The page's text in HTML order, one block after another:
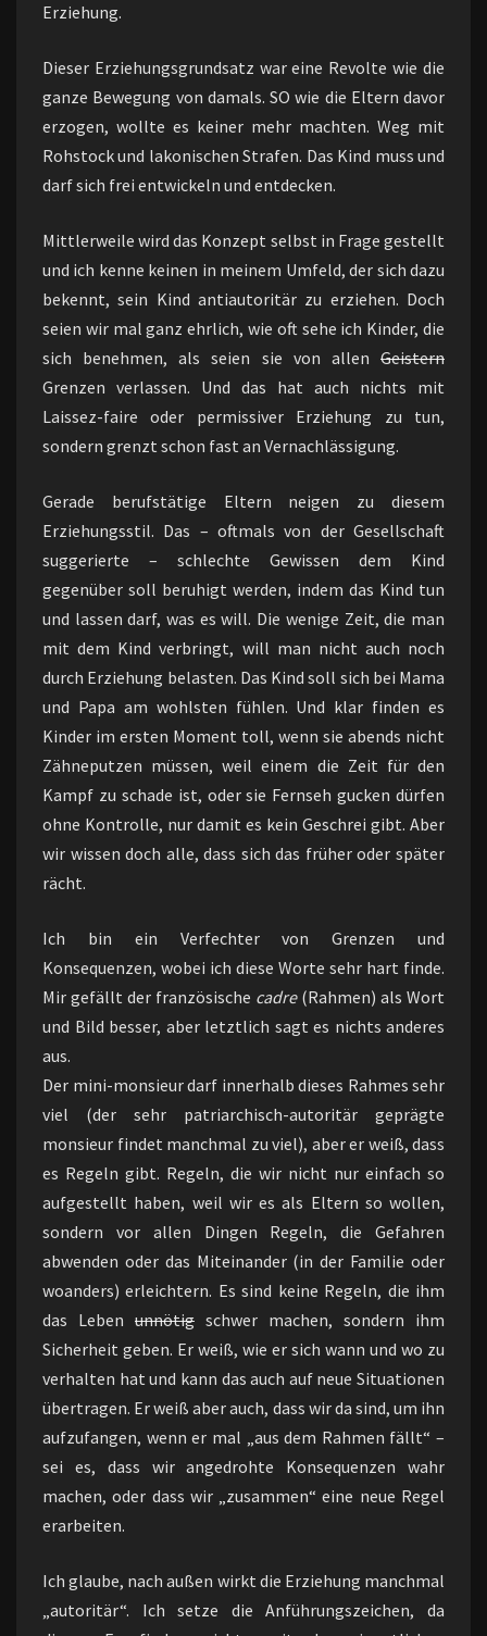
Erziehung.
Dieser Erziehungsgrundsatz war eine Revolte wie die
ganze Bewegung von damals. SO wie die Eltern davor
erzogen, wollte es keiner mehr machten. Weg mit
Rohstock und lakonischen Strafen. Das Kind muss und
darf sich frei entwickeln und entdecken.
Mittlerweile wird das Konzept selbst in Frage gestellt
und ich kenne keinen in meinem Umfeld, der sich dazu
bekennt, sein Kind antiautoritär zu erziehen. Doch
seien wir mal ganz ehrlich, wie oft sehe ich Kinder, die
sich benehmen, als seien sie von allen Geistern
Grenzen verlassen. Und das hat auch nichts mit
Laissez-faire oder permissiver Erziehung zu tun,
sondern grenzt schon fast an Vernachlässigung.
Gerade berufstätige Eltern neigen zu diesem
Erziehungsstil. Das – oftmals von der Gesellschaft
suggerierte – schlechte Gewissen dem Kind
gegenüber soll beruhigt werden, indem das Kind tun
und lassen darf, was es will. Die wenige Zeit, die man
mit dem Kind verbringt, will man nicht auch noch
durch Erziehung belasten. Das Kind soll sich bei Mama
und Papa am wohlsten fühlen. Und klar finden es
Kinder im ersten Moment toll, wenn sie abends nicht
Zähneputzen müssen, weil einem die Zeit für den
Kampf zu schade ist, oder sie Fernseh gucken dürfen
ohne Kontrolle, nur damit es kein Geschrei gibt. Aber
wir wissen doch alle, dass sich das früher oder später
rächt.
Ich bin ein Verfechter von Grenzen und
Konsequenzen, wobei ich diese Worte sehr hart finde.
Mir gefällt der französische cadre(Rahmen) als Wort
und Bild besser, aber letztlich sagt es nichts anderes
aus.
Der mini-monsieur darf innerhalb dieses Rahmes sehr
viel (der sehr patriarchisch-autoritär geprägte
monsieur findet manchmal zu viel), aber er weiß, dass
es Regeln gibt. Regeln, die wir nicht nur einfach so
aufgestellt haben, weil wir es als Eltern so wollen,
sondern vor allen Dingen Regeln, die Gefahren
abwenden oder das Miteinander (in der Familie oder
woanders) erleichtern. Es sind keine Regeln, die ihm
das Leben unnötig schwer machen, sondern ihm
Sicherheit geben. Er weiß, wie er sich wann und wo zu
verhalten hat und kann das auch auf neue Situationen
übertragen. Er weiß aber auch, dass wir da sind, um ihn
aufzufangen, wenn er mal „aus dem Rahmen fällt“ –
sei es, dass wir angedrohte Konsequenzen wahr
machen, oder dass wir „zusammen“ eine neue Regel
erarbeiten.
Ich glaube, nach außen wirkt die Erziehung manchmal
„autoritär“. Ich setze die Anführungszeichen, da